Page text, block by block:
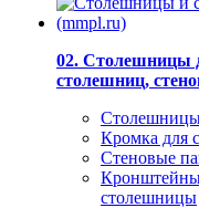
02. Столешницы
столешниц,
Кромка для
Стеновые
Кронштейны
столешницы